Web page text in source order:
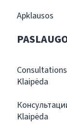
Apklausos
Klaipėda
Klaipėda